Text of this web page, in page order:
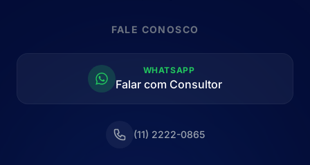
FALE CONOSCO
WHATSAPP
Falar com Consultor
(11) 2222-0865